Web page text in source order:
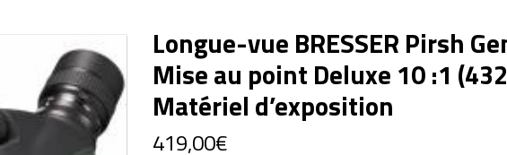
Longue-vue BRESSER Pirsh
Mise au point Deluxe 10 :1
Matériel d’exposition
419,00€